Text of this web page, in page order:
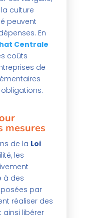
culture
peuvent
En
Centrale
coûts
de
mesures
de la Loi
les
à des
par
réaliser des
libérer